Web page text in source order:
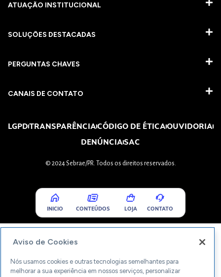
ATUAÇÃO INSTITUCIONAL
SOLUÇÕES DESTACADAS
PERGUNTAS CHAVES​
CANAIS DE CONTATO
LGPDTRANSPARÊNCIACÓDIGO DE ÉTICAOUVIDORIA
DENÚNCIASAC
© 2024 Sebrae/PR. Todos os direitos reservados.
INICIO CONTEÚDOS LOJA CONTATO
Aviso de Cookies
Nós usamos cookies e outras tecnologias semelhantes para
melhorar a sua experiência em nossos serviços, personalizar